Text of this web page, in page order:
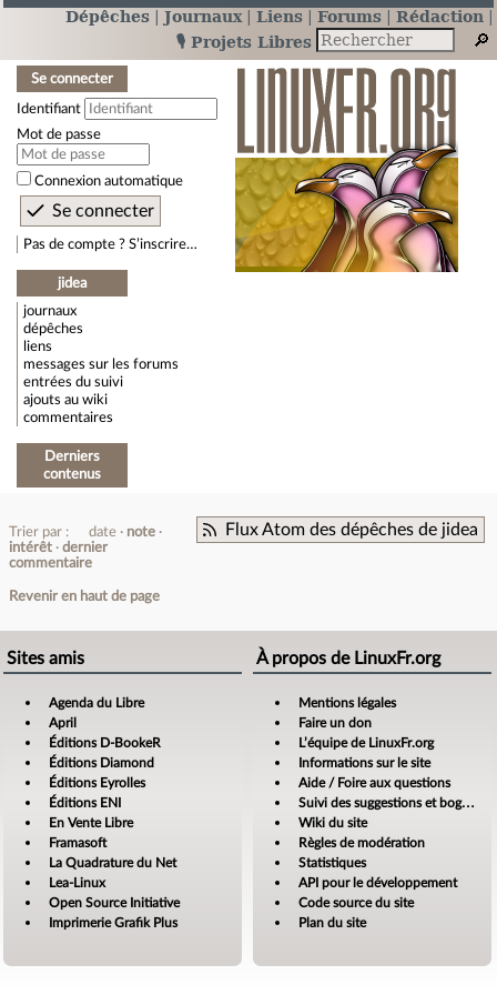
Dépêches Journaux Liens Forums
Rédaction
🎙️ Projets Libres
Se connecter
Identifiant
Mot de passe
Connexion automatique
Pas de compte ? S’inscrire…
jidea
journaux
dépêches
liens
messages sur les forums
entrées du suivi
ajouts au wiki
commentaires
Derniers
contenus
Flux Atom des dépêches de jidea
Trier par : date
note
intérêt
dernier
commentaire
Revenir en haut de page
Sites amis
Agenda du Libre
April
Éditions D-BookeR
Éditions Diamond
Éditions Eyrolles
Éditions ENI
En Vente Libre
Framasoft
La Quadrature du Net
Lea-Linux
Open Source Initiative
Imprimerie Grafik Plus
À propos de LinuxFr.org
Mentions légales
Faire un don
L’équipe de LinuxFr.org
Informations sur le site
Aide / Foire aux questions
Suivi des suggestions et bogues
Wiki du site
Règles de modération
Statistiques
API pour le développement
Code source du site
Plan du site